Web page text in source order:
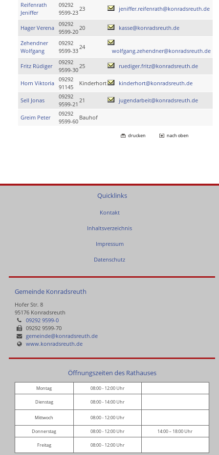
Reifenrath
Jeniffer
09292
9599-23
23 jeniffer.reifenrath@konradsreuth.de
Hager Verena
09292
9599-20
20 kasse@konradsreuth.de
Zehendner
Wolfgang
09292
9599-33
24
wolfgang.zehendner@konradsreuth.de
Fritz Rüdiger
09292
9599-30
25 ruediger.fritz@konradsreuth.de
Horn Viktoria
09292
91145
Kinderhort kinderhort@konradsreuth.de
Sell Jonas
09292
9599-21
21 jugendarbeit@konradsreuth.de
Greim Peter
09292
9599-60
Bauhof
drucken nach oben
Quicklinks
Kontakt
Inhaltsverzeichnis
Impressum
Datenschutz
Gemeinde Konradsreuth
Hofer Str. 8
95176 Konradsreuth
09292 9599-0
09292 9599-70
gemeinde@konradsreuth.de
www.konradsreuth.de
Öffnungszeiten des Rathauses
Montag 08:00 - 12:00 Uhr
Dienstag 08:00 - 14:00 Uhr
Mittwoch 08:00 - 12:00 Uhr
Donnerstag 08:00 - 12:00 Uhr 14:00 – 18:00 Uhr
Freitag 08:00 - 12:00 Uhr